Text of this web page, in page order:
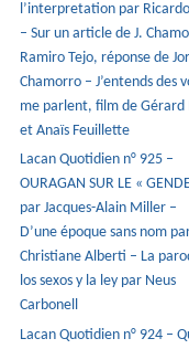
l’interpretation par
– Sur un article de J.
Ramiro Tejo, réponse de
Chamorro – J’entends des
me parlent, film de
et Anaïs Feuillette
Lacan Quotidien n° 925 –
OURAGAN SUR LE «
par Jacques-Alain Miller –
D’une époque sans nom
Christiane Alberti – La
los sexos y la ley par Neus
Carbonell
Lacan Quotidien n° 924 –